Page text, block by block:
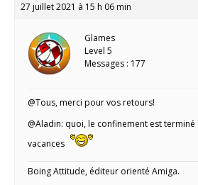
27 juillet 2021 à 15 h 06 min
Glames
Level 5
Messages : 177
@Tous, merci pour vos retours!
@Aladin: quoi, le confinement est terminé
vacances
Boing Attitude, éditeur orienté Amiga.